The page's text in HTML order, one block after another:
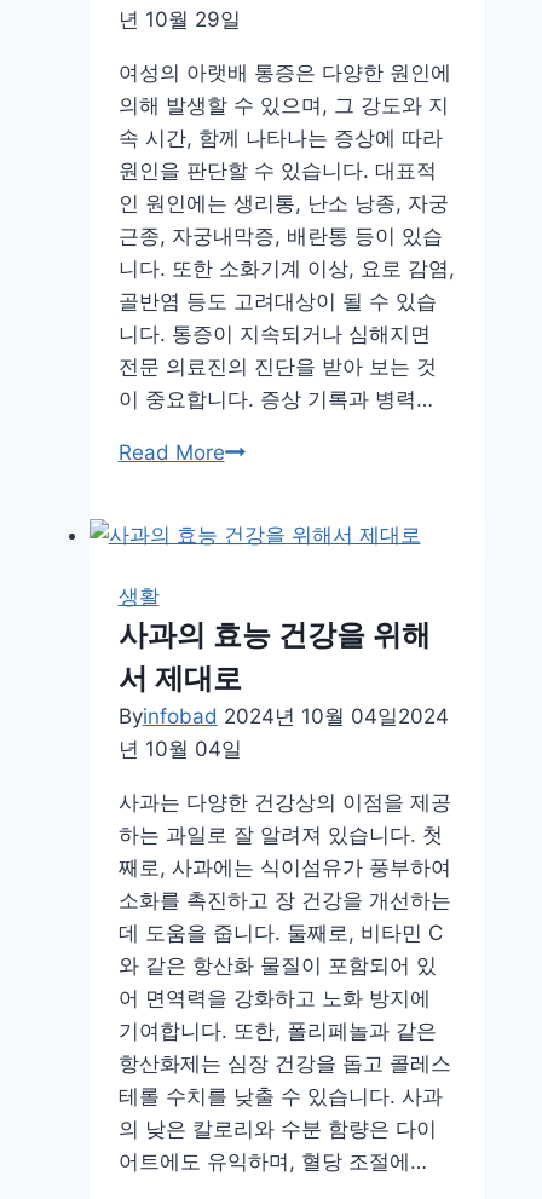
과
활
력
을
찾
아
봐
요!
년 10월 29일
여성의 아랫배 통증은 다양한 원인에
의해 발생할 수 있으며, 그 강도와 지
속 시간, 함께 나타나는 증상에 따라
원인을 판단할 수 있습니다. 대표적
인 원인에는 생리통, 난소 낭종, 자궁
근종, 자궁내막증, 배란통 등이 있습
니다. 또한 소화기계 이상, 요로 감염,
골반염 등도 고려대상이 될 수 있습
니다. 통증이 지속되거나 심해지면
전문 의료진의 진단을 받아 보는 것
이 중요합니다. 증상 기록과 병력…
Read More여
랫
증
원
인,
증
에
대
해
알
아
두
고
미
리
관
리
시
생활
사과의 효능 건강을 위해
서 제대로
Byinfobad 2024년 10월 04일2024
년 10월 04일
사과는 다양한 건강상의 이점을 제공
하는 과일로 잘 알려져 있습니다. 첫
째로, 사과에는 식이섬유가 풍부하여
소화를 촉진하고 장 건강을 개선하는
데 도움을 줍니다. 둘째로, 비타민 C
와 같은 항산화 물질이 포함되어 있
어 면역력을 강화하고 노화 방지에
기여합니다. 또한, 폴리페놀과 같은
항산화제는 심장 건강을 돕고 콜레스
테롤 수치를 낮출 수 있습니다. 사과
의 낮은 칼로리와 수분 함량은 다이
어트에도 유익하며, 혈당 조절에…